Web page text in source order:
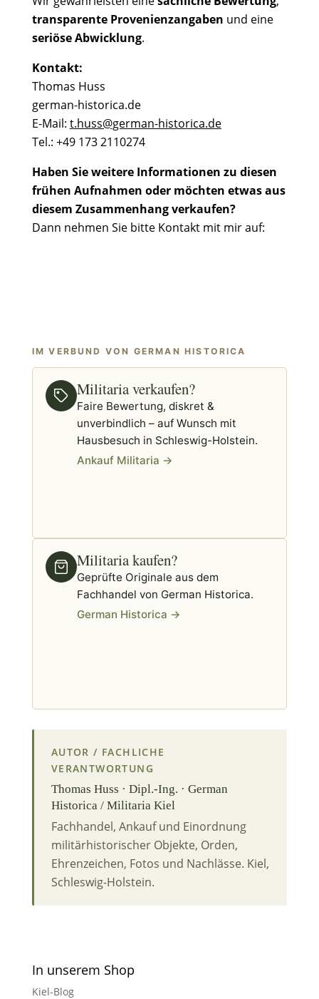
transparente Provenienzangaben und eine
seriöse Abwicklung.
Kontakt:
Thomas Huss
german-historica.de
E-Mail: t.huss@german-historica.de
Tel.: +49 173 2110274
Haben Sie weitere Informationen zu diesen
frühen Aufnahmen oder möchten etwas aus
diesem Zusammenhang verkaufen?
Dann nehmen Sie bitte Kontakt mit mir auf:
IM VERBUND VON GERMAN HISTORICA
Militaria verkaufen?
Faire Bewertung, diskret &
unverbindlich – auf Wunsch mit
Hausbesuch in Schleswig-Holstein.
Ankauf Militaria →
Militaria kaufen?
Geprüfte Originale aus dem
Fachhandel von German Historica.
German Historica →
AUTOR / FACHLICHE
VERANTWORTUNG
Thomas Huss · Dipl.-Ing. · German
Historica / Militaria Kiel
Fachhandel, Ankauf und Einordnung
militärhistorischer Objekte, Orden,
Ehrenzeichen, Fotos und Nachlässe. Kiel,
Schleswig-Holstein.
In unserem Shop
Kiel-Blog